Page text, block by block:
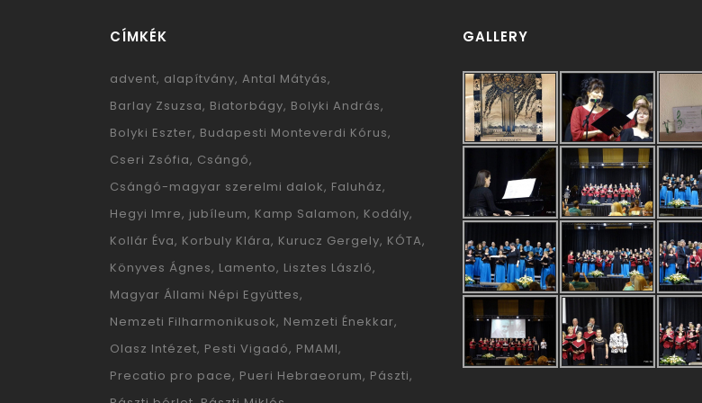
CÍMKÉK
advent alapítvány Antal Mátyás
Barlay Zsuzsa Biatorbágy Bolyki András
Bolyki Eszter Budapesti Monteverdi Kórus
Cseri Zsófia Csángó
Csángó-magyar szerelmi dalok Faluház
Hegyi Imre jubíleum Kamp Salamon Kodály
Kollár Éva Korbuly Klára Kurucz Gergely KÓTA
Könyves Ágnes Lamento Lisztes László
Magyar Állami Népi Együttes
Nemzeti Filharmonikusok Nemzeti Énekkar
Olasz Intézet Pesti Vigadó PMAMI
Precatio pro pace Pueri Hebraeorum Pászti
GALLERY